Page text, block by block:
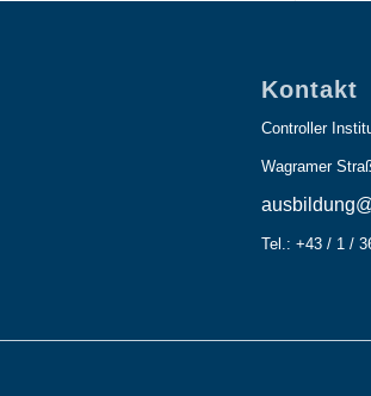
Kontakt
Controller
Wagramer
Tel.: +43 / 1 /